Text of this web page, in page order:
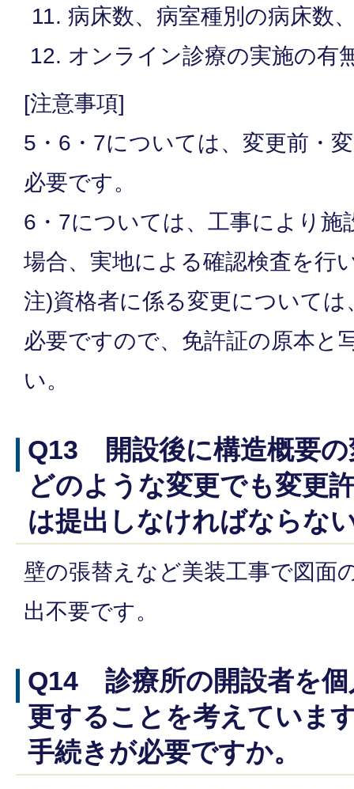
病床数、病室種別の病床数
オンライン診療の実施の有
[注意事項]
5・6・7については、変更前・
必要です。
6・7については、工事により施
場合、実地による確認検査を行
注)資格者に係る変更について
必要ですので、免許証の原本と
い。
Q13 開設後に構造概要の
どのような変更でも変更
は提出しなければならな
壁の張替えなど美装工事で図面
出不要です。
Q14 診療所の開設者を個
更することを考えていま
手続きが必要ですか。